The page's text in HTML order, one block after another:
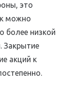
это
можно
более низкой
Закрытие
акций к